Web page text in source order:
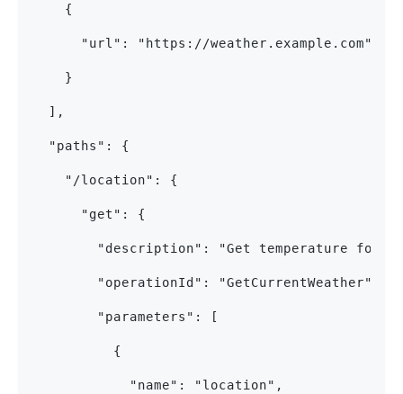
    {
      "url": "https://weather.example.com"
    }
  ],
  "paths": {
    "/location": {
      "get": {
"description": "Get temperature for a
        "operationId": "GetCurrentWeather",
        "parameters": [
          {
            "name": "location",